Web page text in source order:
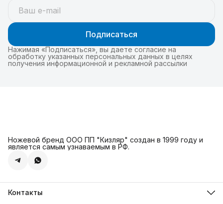
Подписаться
Нажимая «Подписаться», вы даете согласие на
обработку указанных персональных данных в целях
получения информационной и рекламной рассылки
Ножевой бренд ООО ПП "Кизляр" создан в 1999 году и
является самым узнаваемым в РФ.
Контакты